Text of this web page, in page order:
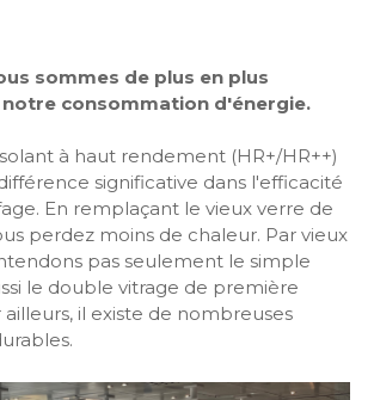
sommes de plus en plus
consommation d'énergie.
à haut rendement (HR+/HR++)
significative dans l'efficacité
En remplaçant le vieux verre de
perdez moins de chaleur. Par vieux
pas seulement le simple
le double vitrage de première
il existe de nombreuses